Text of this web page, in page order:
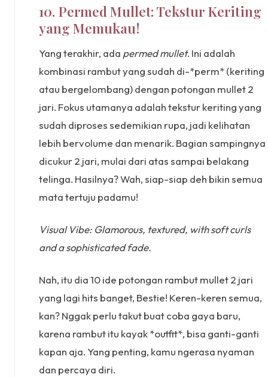
10. Permed Mullet: Tekstur Keriting
yang Memukau!
Yang terakhir, ada permed mullet. Ini adalah
kombinasi rambut yang sudah di-*perm* (keriting
atau bergelombang) dengan potongan mullet 2
jari. Fokus utamanya adalah tekstur keriting yang
sudah diproses sedemikian rupa, jadi kelihatan
lebih bervolume dan menarik. Bagian sampingnya
dicukur 2 jari, mulai dari atas sampai belakang
telinga. Hasilnya? Wah, siap-siap deh bikin semua
mata tertuju padamu!
Visual Vibe: Glamorous, textured, with soft curls
and a sophisticated fade.
Nah, itu dia 10 ide potongan rambut mullet 2 jari
yang lagi hits banget, Bestie! Keren-keren semua,
kan? Nggak perlu takut buat coba gaya baru,
karena rambut itu kayak *outfit*, bisa ganti-ganti
kapan aja. Yang penting, kamu ngerasa nyaman
dan percaya diri.